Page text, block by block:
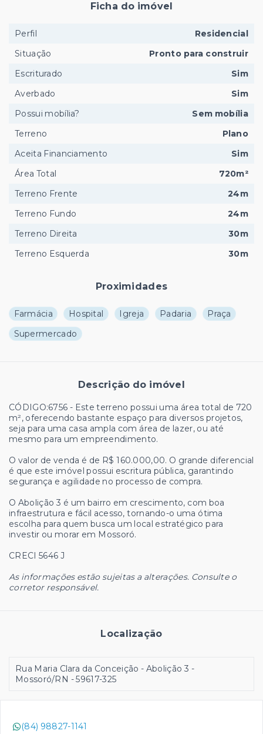
Proximidades
Farmácia Hospital Igreja Padaria
Praça
Supermercado
Descrição do imóvel
CÓDIGO:6756 - Este terreno possui uma área total de 720
m², oferecendo bastante espaço para diversos projetos,
seja para uma casa ampla com área de lazer, ou até
mesmo para um empreendimento.
O valor de venda é de R$ 160.000,00. O grande diferencial
é que este imóvel possui escritura pública, garantindo
segurança e agilidade no processo de compra.
O Abolição 3 é um bairro em crescimento, com boa
infraestrutura e fácil acesso, tornando-o uma ótima
escolha para quem busca um local estratégico para
investir ou morar em Mossoró.
CRECI 5646 J
As informações estão sujeitas a alterações. Consulte o
corretor responsável.
Localização
Rua Maria Clara da Conceição - Abolição 3 -
Mossoró/RN - 59617-325
Ficha do imóvel
Perfil
Residencial
Situação
Pronto para construir
Escriturado
Sim
Averbado
Sim
Possui mobília?
Sem mobília
Terreno
Plano
Aceita Financiamento
Sim
Área Total
720m²
Terreno Frente
24m
Terreno Fundo
24m
Terreno Direita
30m
Terreno Esquerda
30m
(84) 98827-1141